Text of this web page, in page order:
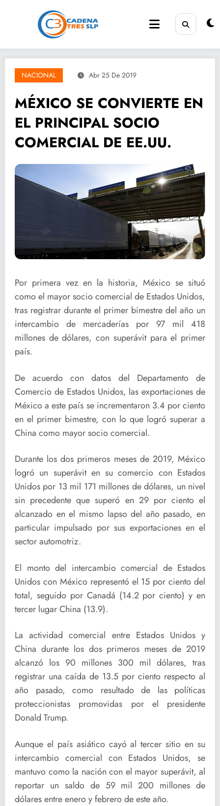
NACIONAL Abr 25 De 2019
MÉXICO SE CONVIERTE EN
EL PRINCIPAL SOCIO
COMERCIAL DE EE.UU.
Por primera vez en la historia, México se situó
como el mayor socio comercial de Estados Unidos,
tras registrar durante el primer bimestre del año un
intercambio de mercaderías por 97 mil 418
millones de dólares, con superávit para el primer
país.
De acuerdo con datos del Departamento de
Comercio de Estados Unidos, las exportaciones de
México a este país se incrementaron 3.4 por ciento
en el primer bimestre, con lo que logró superar a
China como mayor socio comercial.
Durante los dos primeros meses de 2019, México
logró un superávit en su comercio con Estados
Unidos por 13 mil 171 millones de dólares, un nivel
sin precedente que superó en 29 por ciento el
alcanzado en el mismo lapso del año pasado, en
particular impulsado por sus exportaciones en el
sector automotriz.
El monto del intercambio comercial de Estados
Unidos con México representó el 15 por ciento del
total, seguido por Canadá (14.2 por ciento) y en
tercer lugar China (13.9).
La actividad comercial entre Estados Unidos y
China durante los dos primeros meses de 2019
alcanzó los 90 millones 300 mil dólares, tras
registrar una caída de 13.5 por ciento respecto al
año pasado, como resultado de las políticas
proteccionistas promovidas por el presidente
Donald Trump.
Aunque el país asiático cayó al tercer sitio en su
intercambio comercial con Estados Unidos, se
mantuvo como la nación con el mayor superávit, al
reportar un saldo de 59 mil 200 millones de
dólares entre enero y febrero de este año.